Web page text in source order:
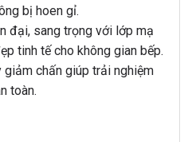
bị hoen gỉ.
đại, sang trọng với lớp mạ
tinh tế cho không gian bếp.
giảm chấn giúp trải nghiệm
toàn.